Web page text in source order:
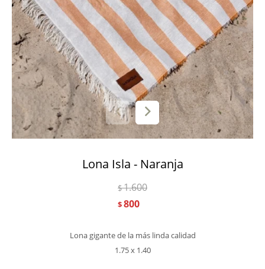
Lona Isla - Naranja
$800
$1.600
Lona gigante de la más linda calidad
1.75 x 1.40